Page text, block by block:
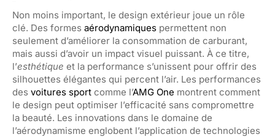
Non moins important, le design extérieur joue un rôle
clé. Des formes aérodynamiques permettent non
seulement d’améliorer la consommation de carburant,
mais aussi d’avoir un impact visuel puissant. À ce titre,
l’esthétique et la performance s’unissent pour offrir des
silhouettes élégantes qui percent l’air. Les performances
des voitures sport comme l’AMG One montrent comment
le design peut optimiser l’efficacité sans compromettre
la beauté. Les innovations dans le domaine de
l’aérodynamisme englobent l’application de technologies